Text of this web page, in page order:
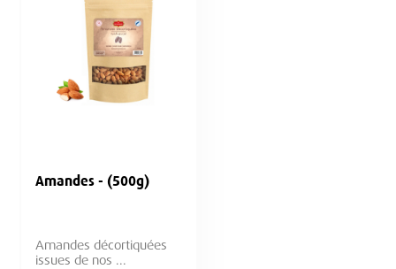
Amandes - (500g)
Amandes décortiquées
issues de nos ...